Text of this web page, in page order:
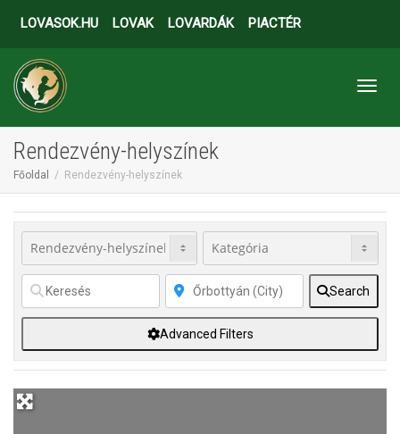
LOVASOK.HU LOVAK LOVARDÁK PIACTÉR
Rendezvény-helyszínek
Főoldal Rendezvény-helyszínek
Search
Advanced Filters